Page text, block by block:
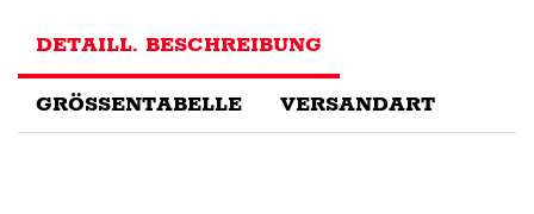
DETAILL. BESCHREIBUNG
GRÖSSENTABELLE VERSANDART